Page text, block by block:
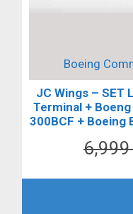
Boeing
JC Wings – SET
Terminal +
300BCF + Boeing